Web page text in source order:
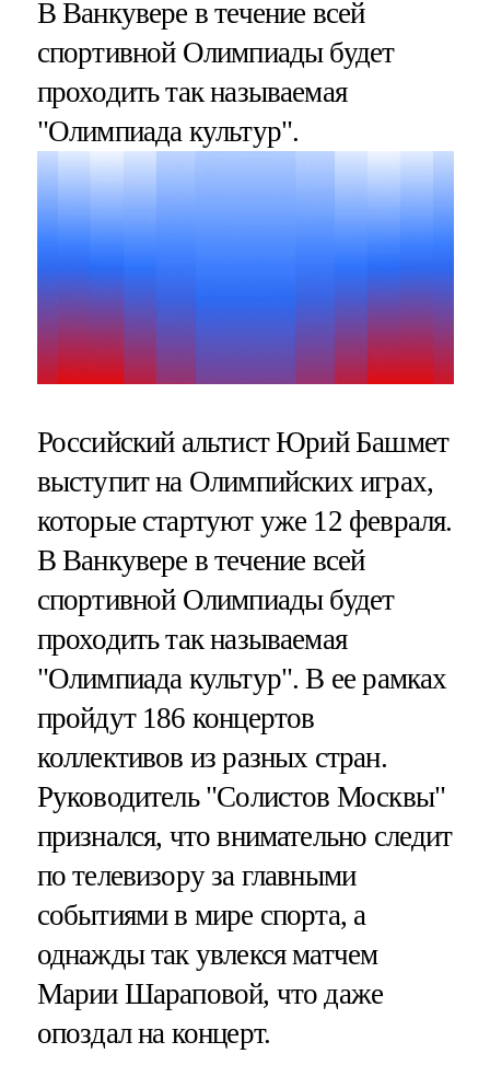
В Ванкувере в течение всей
спортивной Олимпиады будет
проходить так называемая
"Олимпиада культур".
Российский альтист Юрий Башмет
выступит на Олимпийских играх,
которые стартуют уже 12 февраля.
В Ванкувере в течение всей
спортивной Олимпиады будет
проходить так называемая
"Олимпиада культур". В ее рамках
пройдут 186 концертов
коллективов из разных стран.
Руководитель "Солистов Москвы"
признался, что внимательно следит
по телевизору за главными
событиями в мире спорта, а
однажды так увлекся матчем
Марии Шараповой, что даже
опоздал на концерт.